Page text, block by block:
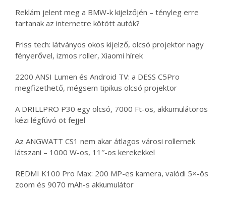
Reklám jelent meg a BMW-k kijelzőjén – tényleg erre
tartanak az internetre kötött autók?
Friss tech: látványos okos kijelző, olcsó projektor nagy
fényerővel, izmos roller, Xiaomi hírek
2200 ANSI Lumen és Android TV: a DESS C5Pro
megfizethető, mégsem tipikus olcsó projektor
A DRILLPRO P30 egy olcsó, 7000 Ft-os, akkumulátoros
kézi légfúvó öt fejjel
Az ANGWATT CS1 nem akar átlagos városi rollernek
látszani – 1000 W-os, 11″-os kerekekkel
REDMI K100 Pro Max: 200 MP-es kamera, valódi 5×-ös
zoom és 9070 mAh-s akkumulátor